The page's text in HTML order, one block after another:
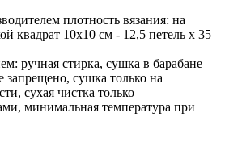
плотность вязания: на
квадрат 10х10 см - 12,5 петель х 35
ручная стирка, сушка в барабане
запрещено, сушка только на
сухая чистка только
минимальная температура при